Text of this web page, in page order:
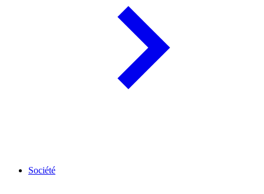
Société